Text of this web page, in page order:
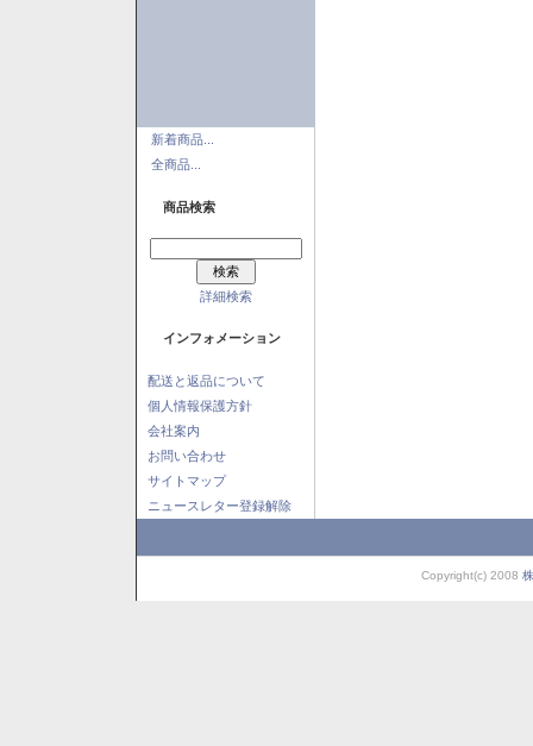
新着商品...
全商品...
商品検索
詳細検索
インフォメーション
配送と返品について
個人情報保護方針
会社案内
お問い合わせ
サイトマップ
ニュースレター登録解除
Copyright(c) 2008